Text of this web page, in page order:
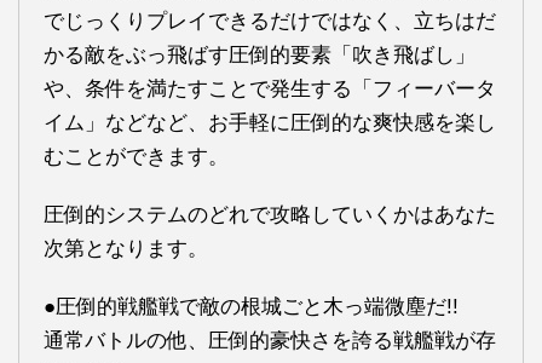
でじっくりプレイできるだけではなく、立ちはだ
かる敵をぶっ飛ばす圧倒的要素「吹き飛ばし」
や、条件を満たすことで発生する「フィーバータ
イム」などなど、お手軽に圧倒的な爽快感を楽し
むことができます。
圧倒的システムのどれで攻略していくかはあなた
次第となります。
●圧倒的戦艦戦で敵の根城ごと木っ端微塵だ!!
通常バトルの他、圧倒的豪快さを誇る戦艦戦が存